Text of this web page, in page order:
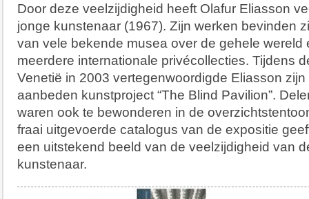
Door deze veelzijdigheid heeft Olafur Eliasson
jonge kunstenaar (1967). Zijn werken bevinden
van vele bekende musea over de gehele wereld
meerdere internationale privécollecties. Tijdens
Venetië in 2003 vertegenwoordigde Eliasson
aanbeden kunstproject “The Blind Pavilion”.
waren ook te bewonderen in de
fraai uitgevoerde catalogus van de expositie
een uitstekend beeld van de veelzijdigheid van
kunstenaar.